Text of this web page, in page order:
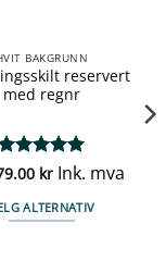
BAKGRUNN
reservert
med regnr
5
kr Ink. mva
ALTERNATIV